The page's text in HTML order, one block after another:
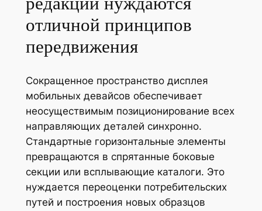
отличной принципов
передвижения
Сокращенное пространство дисплея
мобильных девайсов обеспечивает
неосуществимым позиционирование всех
направляющих деталей синхронно.
Стандартные горизонтальные элементы
превращаются в спрятанные боковые
секции или всплывающие каталоги. Это
нуждается переоценки потребительских
путей и построения новых образцов